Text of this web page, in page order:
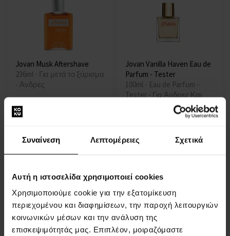
Συναίνεση Λεπτομέρειες Σχετικά
Αυτή η ιστοσελίδα χρησιμοποιεί cookies
Χρησιμοποιούμε cookie για την εξατομίκευση
περιεχομένου και διαφημίσεων, την παροχή λειτουργιών
κοινωνικών μέσων και την ανάλυση της
επισκεψιμότητάς μας. Επιπλέον, μοιραζόμαστε
Jovan Musk Aftershave
236ml - Για μετά το ξύρισμα
- Άνδρες
Jovan Vanilla Haven Eau de
Parfum - Tester
100ml - Eau de Parfum -
Tester - Για Άνδρες Και